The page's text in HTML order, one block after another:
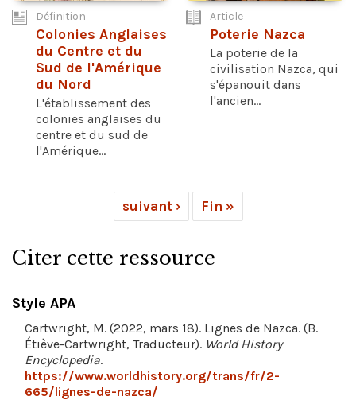
Définition
Colonies Anglaises
du Centre et du
Sud de l'Amérique
du Nord
L'établissement des
colonies anglaises du
centre et du sud de
l'Amérique...
Article
Poterie Nazca
La poterie de la
civilisation Nazca, qui
s'épanouit dans
l'ancien...
suivant › Fin »
Citer cette ressource
Style APA
Cartwright, M. (2022, mars 18). Lignes de Nazca. (B.
Étiève-Cartwright, Traducteur). World History
Encyclopedia.
https://www.worldhistory.org/trans/fr/2-
665/lignes-de-nazca/